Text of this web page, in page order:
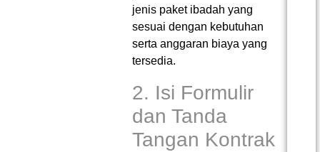
jenis paket ibadah yang
sesuai dengan kebutuhan
serta anggaran biaya yang
tersedia.
2. Isi Formulir
dan Tanda
Tangan Kontrak